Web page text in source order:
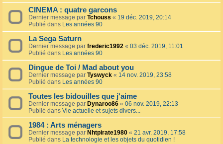
CINEMA : quatre garcons
Dernier message par Tchouss « 19 déc. 2019, 20:14
Publié dans Les années 90
La Sega Saturn
Dernier message par frederic1992 « 03 déc. 2019, 11:01
Publié dans Les années 90
Dingue de Toi / Mad about you
Dernier message par Tyswyck « 14 nov. 2019, 23:58
Publié dans Les années 90
Toutes les bidouilles que j'aime
Dernier message par Dynaroo86 « 06 nov. 2019, 22:13
Publié dans Vie actuelle et sujets divers...
1984 : Arts ménagers
Dernier message par Nhtpirate1980 « 21 avr. 2019, 17:58
Publié dans La technologie et les objets du quotidien !